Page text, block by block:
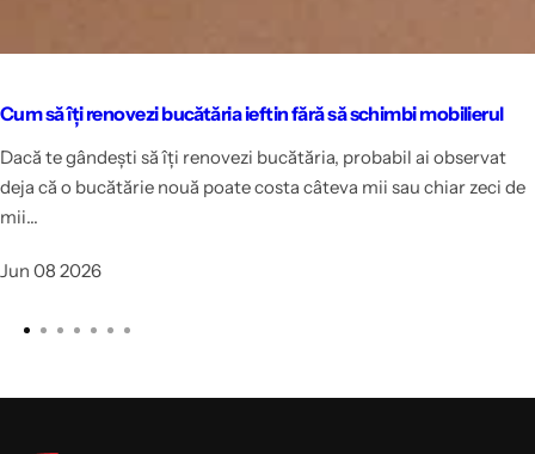
Cum să îți renovezi bucătăria ieftin fără să schimbi mobilierul
Dacă te gândești să îți renovezi bucătăria, probabil ai observat
deja că o bucătărie nouă poate costa câteva mii sau chiar zeci de
mii...
Jun 08 2026